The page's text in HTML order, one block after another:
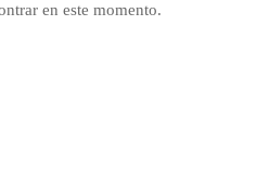
en este momento.